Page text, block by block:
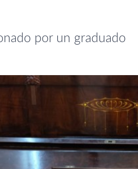
por un graduado